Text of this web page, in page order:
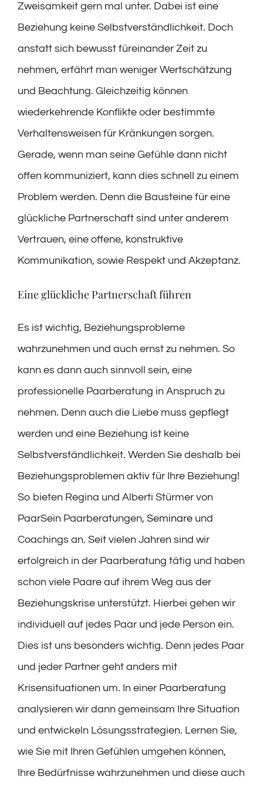
Zweisamkeit gern mal unter. Dabei ist eine
Beziehung keine Selbstverständlichkeit. Doch
anstatt sich bewusst füreinander Zeit zu
nehmen, erfährt man weniger Wertschätzung
und Beachtung. Gleichzeitig können
wiederkehrende Konflikte oder bestimmte
Verhaltensweisen für Kränkungen sorgen.
Gerade, wenn man seine Gefühle dann nicht
offen kommuniziert, kann dies schnell zu einem
Problem werden. Denn die Bausteine für eine
glückliche Partnerschaft sind unter anderem
Vertrauen, eine offene, konstruktive
Kommunikation, sowie Respekt und Akzeptanz.
Eine glückliche Partnerschaft führen
Es ist wichtig, Beziehungsprobleme
wahrzunehmen und auch ernst zu nehmen. So
kann es dann auch sinnvoll sein, eine
professionelle Paarberatung in Anspruch zu
nehmen. Denn auch die Liebe muss gepflegt
werden und eine Beziehung ist keine
Selbstverständlichkeit. Werden Sie deshalb bei
Beziehungsproblemen aktiv für Ihre Beziehung!
So bieten Regina und Alberti Stürmer von
PaarSein Paarberatungen, Seminare und
Coachings an. Seit vielen Jahren sind wir
erfolgreich in der Paarberatung tätig und haben
schon viele Paare auf ihrem Weg aus der
Beziehungskrise unterstützt. Hierbei gehen wir
individuell auf jedes Paar und jede Person ein.
Dies ist uns besonders wichtig. Denn jedes Paar
und jeder Partner geht anders mit
Krisensituationen um. In einer Paarberatung
analysieren wir dann gemeinsam Ihre Situation
und entwickeln Lösungsstrategien. Lernen Sie,
wie Sie mit Ihren Gefühlen umgehen können,
Ihre Bedürfnisse wahrzunehmen und diese auch